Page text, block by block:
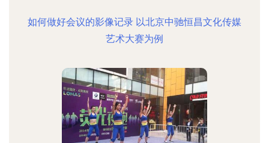
如何做好会议的影像记录 以北京中驰恒昌文化传媒
艺术大赛为例